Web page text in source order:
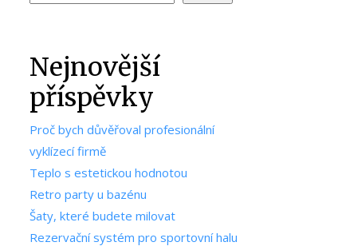
Nejnovější
příspěvky
Proč bych důvěřoval profesionální
vyklízecí firmě
Teplo s estetickou hodnotou
Retro party u bazénu
Šaty, které budete milovat
Rezervační systém pro sportovní halu